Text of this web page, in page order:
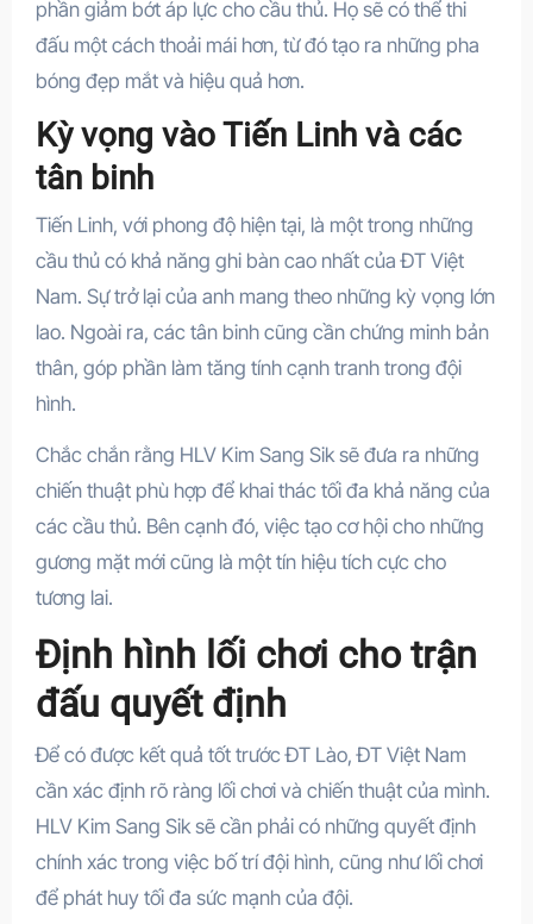
phần giảm bớt áp lực cho cầu thủ. Họ sẽ có thể thi
đấu một cách thoải mái hơn, từ đó tạo ra những pha
bóng đẹp mắt và hiệu quả hơn.
Kỳ vọng vào Tiến Linh và các
tân binh
Tiến Linh, với phong độ hiện tại, là một trong những
cầu thủ có khả năng ghi bàn cao nhất của ĐT Việt
Nam. Sự trở lại của anh mang theo những kỳ vọng lớn
lao. Ngoài ra, các tân binh cũng cần chứng minh bản
thân, góp phần làm tăng tính cạnh tranh trong đội
hình.
Chắc chắn rằng HLV Kim Sang Sik sẽ đưa ra những
chiến thuật phù hợp để khai thác tối đa khả năng của
các cầu thủ. Bên cạnh đó, việc tạo cơ hội cho những
gương mặt mới cũng là một tín hiệu tích cực cho
tương lai.
Định hình lối chơi cho trận
đấu quyết định
Để có được kết quả tốt trước ĐT Lào, ĐT Việt Nam
cần xác định rõ ràng lối chơi và chiến thuật của mình.
HLV Kim Sang Sik sẽ cần phải có những quyết định
chính xác trong việc bố trí đội hình, cũng như lối chơi
để phát huy tối đa sức mạnh của đội.